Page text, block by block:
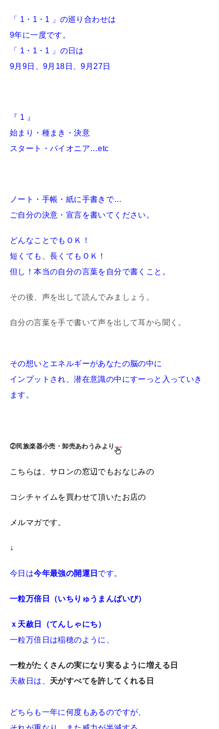
「 1・1・1 」の巡り合わせは
9年に一度です。
「 1・1・1 」の日は
9月9日、9月18日、9月27日
『 1 』
始まり・種まき・決意
スタート・パイオニア…etc
ノート・手帳・紙に手書きで…
ご自分の決意・宣言を書いてください。
どんなことでもＯＫ！
短くても、長くてもＯＫ！
但し！本当の自分の言葉を自分で書くこと。
その後、声を出して読んでみましょう。
自分の言葉を手で書いて声を出して耳から聞く。
その想いとエネルギーがあなたの脳の中に
インプットされ、潜在意識の中にすーっと入っていき
ます。
②民族楽器小売・卸売あわうみより
こちらは、サロンの窓辺でもおなじみの
コシチャイムを買わせて頂いたお店の
メルマガです。
↓
今日は今年最強の開運日 です。
一粒万倍日（いちりゅうまんばいび）
ｘ天赦日（てんしゃにち）
一粒万倍日は稲穂のように、
一粒がたくさんの実になり実るように増える日
天赦日は、 天がすべてを許してくれる日
どちらも一年に何度もあるのですが、